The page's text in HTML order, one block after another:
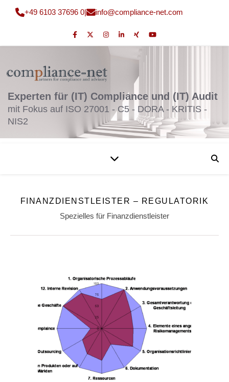
+49 6103 37696 0| moc.t
en-ec
nailp
moc@o
fni
Experten für (IT) Compliance und (IT) Audit
mit Fokus auf ISO 27001 - C5 - DORA - KRITIS -
NIS2
FINANZDIENSTLEISTER – REGULATORIK
Spezielles für Finanzdienstleister